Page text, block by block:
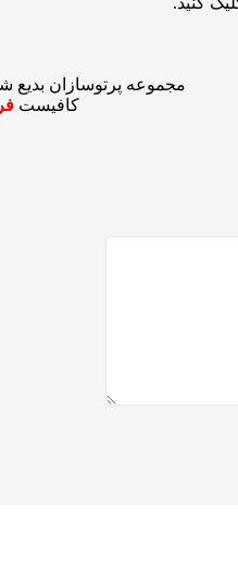
مجموعه پرتوسازان بدیع
کافیست